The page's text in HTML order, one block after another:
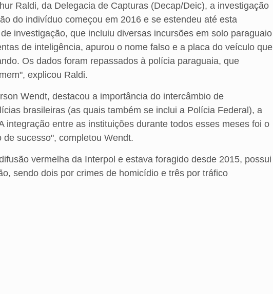
Raldi, da Delegacia de Capturas (Decap/Deic), a investigação
do indivíduo começou em 2016 e se estendeu até esta
investigação, que incluiu diversas incursões em solo paraguaio
de inteligência, apurou o nome falso e a placa do veículo que
Os dados foram repassados à polícia paraguaia, que
explicou Raldi.
Wendt, destacou a importância do intercâmbio de
brasileiras (as quais também se inclui a Polícia Federal), a
integração entre as instituições durante todos esses meses foi o
sucesso", completou Wendt.
vermelha da Interpol e estava foragido desde 2015, possui
sendo dois por crimes de homicídio e três por tráfico